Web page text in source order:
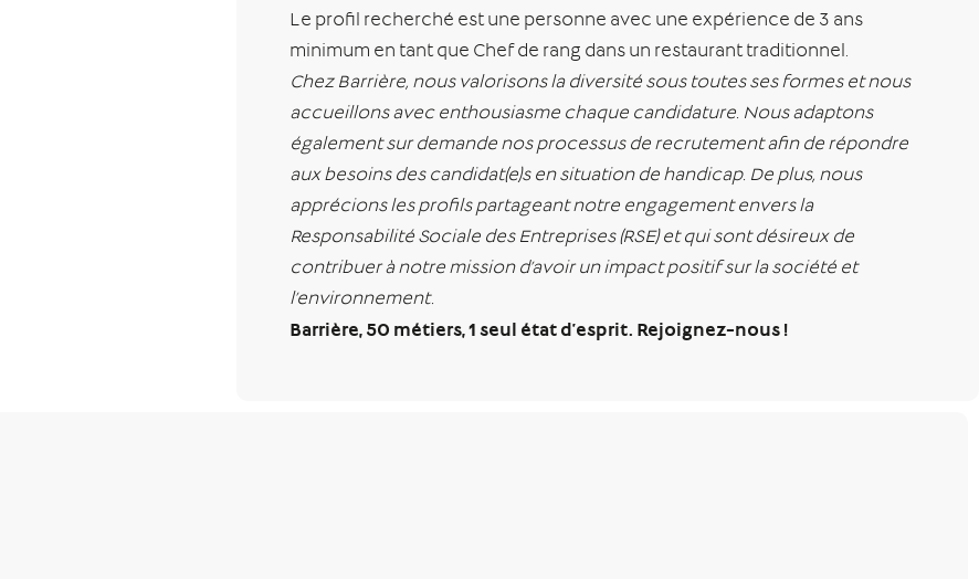
Le profil recherché est une personne avec une expérience de 3 ans
minimum en tant que Chef de rang dans un restaurant traditionnel.
Chez Barrière, nous valorisons la diversité sous toutes ses formes et nous
accueillons avec enthousiasme chaque candidature. Nous adaptons
également sur demande nos processus de recrutement afin de répondre
aux besoins des candidat(e)s en situation de handicap. De plus, nous
apprécions les profils partageant notre engagement envers la
Responsabilité Sociale des Entreprises (RSE) et qui sont désireux de
contribuer à notre mission d’avoir un impact positif sur la société et
l’environnement.
Barrière, 50 métiers, 1 seul état d’esprit. Rejoignez-nous !